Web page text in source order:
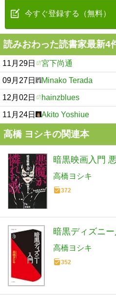
今すぐ登録する（無料）
読みおわった読書家最新4
11月29日 宮下尚通
09月27日 Minako Terada
12月02日 hainzblues
11月24日 Akito Yoshiue
高橋 ヨシキの関連本
暗黒映画入門
高橋ヨシキ
372
暗黒ディズニ
高橋ヨシキ
352